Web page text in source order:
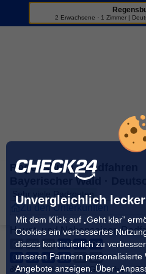
Unvergleichlich lecker
Mit dem Klick auf „Geht klar”
Cookies ein verbessertes
dieses kontinuierlich zu
unseren Partnern personalisierte
Angebote anzeigen. Über
2 Erwachsene · 1 Zimmer |
Regensburg · Radfahren
Bayerischer Wald ·
Sehr viele Radrouten
Zu den Unterkünften
Haupt- und Nebensaison
01 02 03 04 05
06
07
08 09 10 11
12
Klassisches Rad, Gravelbike,